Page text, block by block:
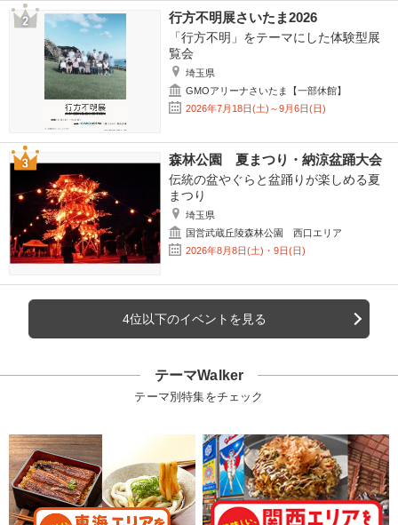
行方不明展さいたま2026
「行方不明」をテーマにした体験型展
覧会
埼玉県
GMOアリーナさいたま【一部休館】
2026年7月18日(土)～9月6日(日)
森林公園 夏まつり・納涼盆踊大会
伝統の盆やぐらと盆踊りが楽しめる夏
まつり
埼玉県
国営武蔵丘陵森林公園 西口エリア
2026年8月8日(土)・9日(日)
4位以下のイベントを見る
テーマWalker
テーマ別特集をチェック